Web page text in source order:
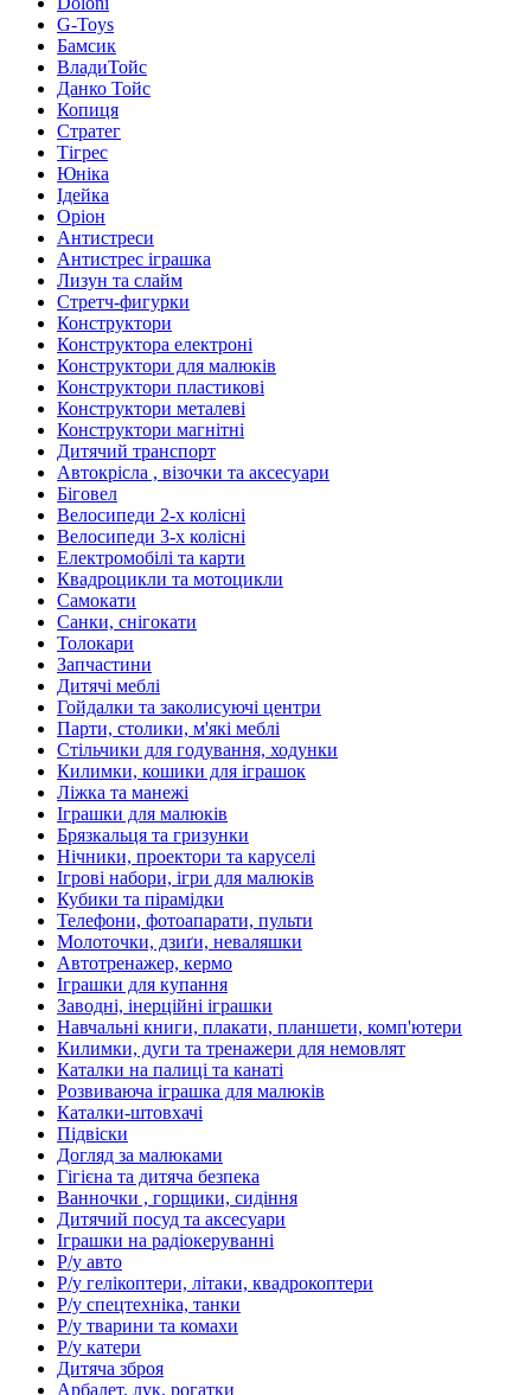
G-Toys
Бамсик
ВладиТойс
Данко Тойс
Копиця
Стратег
Тігрес
Юніка
Ідейка
Оріон
Антистреси
Антистрес іграшка
Лизун та слайм
Стретч-фигурки
Конструктори
Конструктора електроні
Конструктори для малюків
Конструктори пластикові
Конструктори металеві
Конструктори магнітні
Дитячий транспорт
Автокрісла , візочки та аксесуари
Біговел
Велосипеди 2-х колісні
Велосипеди 3-х колісні
Електромобілі та карти
Квадроцикли та мотоцикли
Самокати
Санки, снігокати
Толокари
Запчастини
Дитячі меблі
Гойдалки та заколисуючі центри
Парти, столики, м'які меблі
Стільчики для годування, ходунки
Килимки, кошики для іграшок
Ліжка та манежі
Іграшки для малюків
Брязкальця та гризунки
Нічники, проектори та каруселі
Ігрові набори, ігри для малюків
Кубики та пірамідки
Телефони, фотоапарати, пульти
Молоточки, дзиґи, неваляшки
Автотренажер, кермо
Іграшки для купання
Заводні, інерційні іграшки
Навчальні книги, плакати, планшети, комп'ютери
Килимки, дуги та тренажери для немовлят
Каталки на палиці та канаті
Розвиваюча іграшка для малюків
Каталки-штовхачі
Підвіски
Догляд за малюками
Гігієна та дитяча безпека
Ванночки , горщики, сидіння
Дитячий посуд та аксесуари
Іграшки на радіокеруванні
Р/у авто
Р/у гелікоптери, літаки, квадрокоптери
Р/у спецтехніка, танки
Р/у тварини та комахи
Р/у катери
Дитяча зброя
Арбалет, лук, рогатки